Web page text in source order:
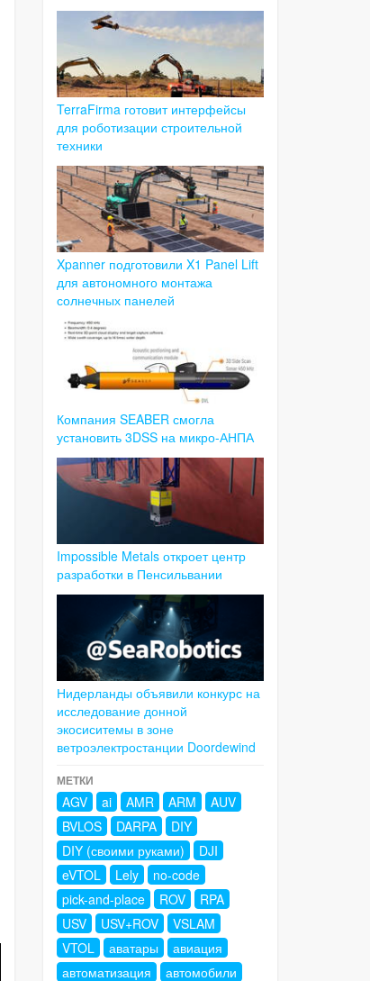
TerraFirma готовит интерфейсы
для роботизации строительной
техники
Xpanner подготовили X1 Panel Lift
для автономного монтажа
солнечных панелей
Компания SEABER смогла
установить 3DSS на микро-АНПА
Impossible Metals откроет центр
разработки в Пенсильвании
Нидерланды объявили конкурс на
исследование донной
экосиситемы в зоне
ветроэлектростанции Doordewind
МЕТКИ
AGV ai AMR ARM
AUV
BVLOS
DARPA
DIY
DIY (своими руками)
DJI
eVTOL
Lely
no-code
pick-and-place
ROV
RPA
USV
USV+ROV
VSLAM
VTOL
аватары
авиация
автоматизация
автомобили